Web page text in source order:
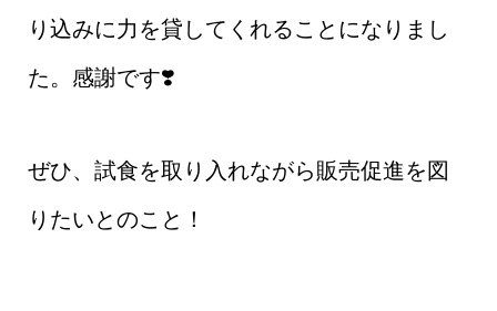
り込みに力を貸してくれることになりまし
た。感謝です❣️
ぜひ、試食を取り入れながら販売促進を図
りたいとのこと！